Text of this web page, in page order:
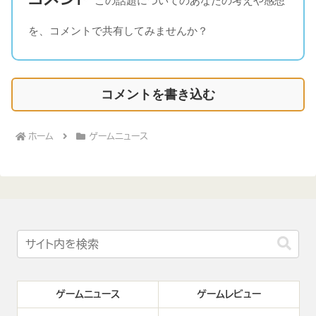
を、コメントで共有してみませんか？
コメントを書き込む
ホーム ゲームニュース
ゲームニュース ゲームレビュー